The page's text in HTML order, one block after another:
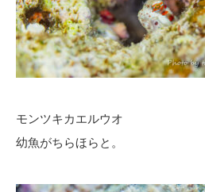
モンツキカエルウオ
幼魚がちらほらと。